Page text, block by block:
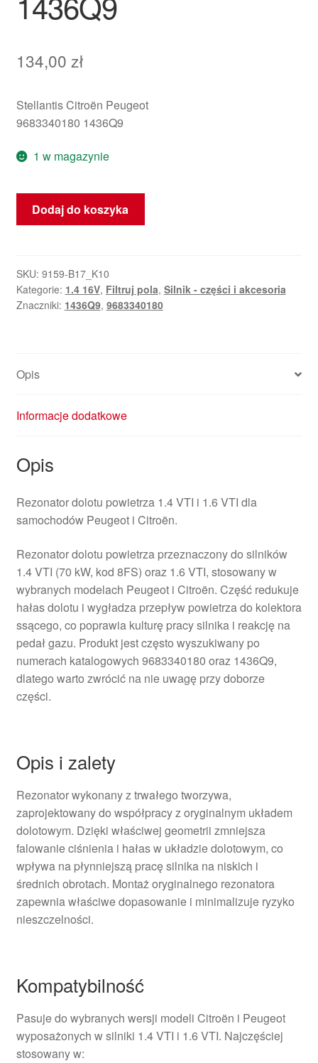
134,00 zł
Stellantis Citroën Peugeot
9683340180 1436Q9
1 w magazynie
ilość
Rezonator
1.4
VTI
70
Peugeot
1436Q9
Dodaj do koszyka
SKU: 9159-B17_K10
Kategorie: 1.4 16V, Filtruj pola, Silnik - części i akcesoria
Znaczniki: 1436Q9, 9683340180
Opis
Informacje dodatkowe
Opis
Rezonator dolotu powietrza 1.4 VTI i 1.6 VTI dla
samochodów Peugeot i Citroën.
Rezonator dolotu powietrza przeznaczony do silników
1.4 VTI (70 kW, kod 8FS) oraz 1.6 VTI, stosowany w
wybranych modelach Peugeot i Citroën. Część redukuje
hałas dolotu i wygładza przepływ powietrza do kolektora
ssącego, co poprawia kulturę pracy silnika i reakcję na
pedał gazu. Produkt jest często wyszukiwany po
numerach katalogowych 9683340180 oraz 1436Q9,
dlatego warto zwrócić na nie uwagę przy doborze
części.
Opis i zalety
Rezonator wykonany z trwałego tworzywa,
zaprojektowany do współpracy z oryginalnym układem
dolotowym. Dzięki właściwej geometrii zmniejsza
falowanie ciśnienia i hałas w układzie dolotowym, co
wpływa na płynniejszą pracę silnika na niskich i
średnich obrotach. Montaż oryginalnego rezonatora
zapewnia właściwe dopasowanie i minimalizuje ryzyko
nieszczelności.
Kompatybilność
Pasuje do wybranych wersji modeli Citroën i Peugeot
wyposażonych w silniki 1.4 VTI i 1.6 VTI. Najczęściej
stosowany w: